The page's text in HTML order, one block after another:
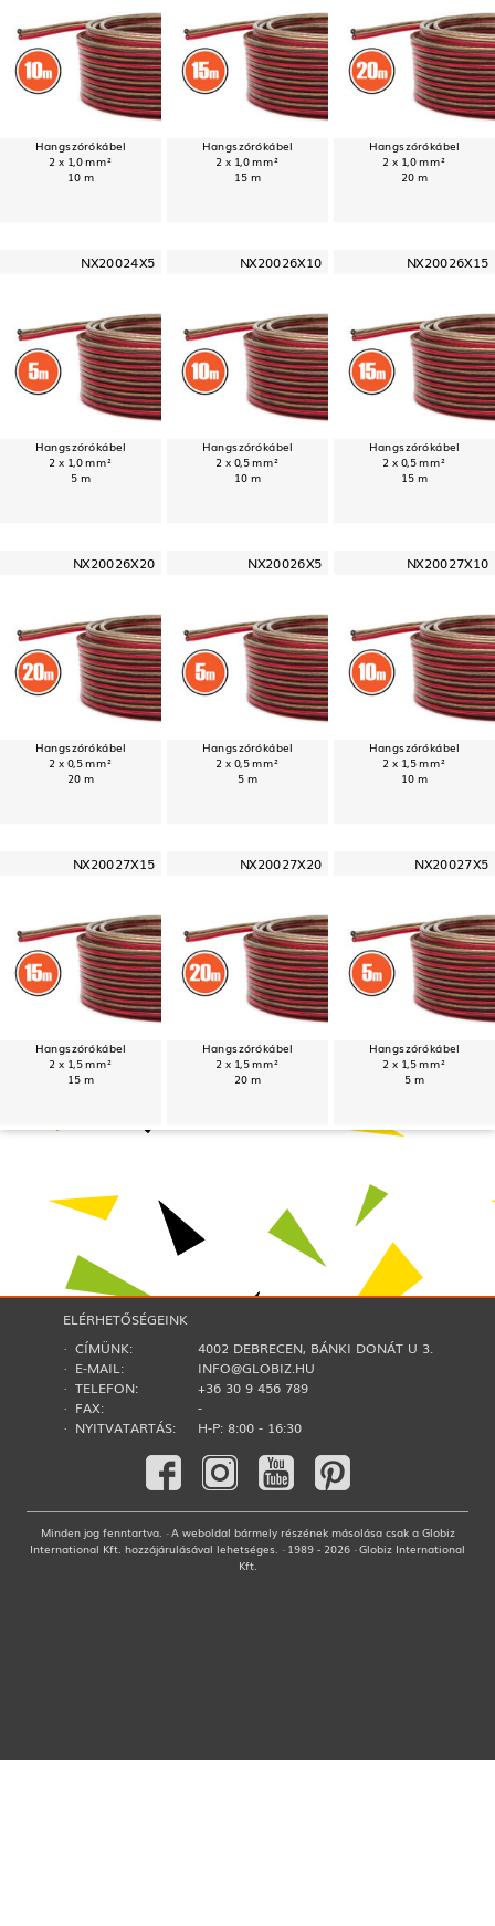
Hangszórókábel
2 x 1,0 mm²
10 m
Hangszórókábel
2 x 1,0 mm²
15 m
Hangszórókábel
2 x 1,0 mm²
20 m
NX20024X5
Hangszórókábel
2 x 1,0 mm²
5 m
NX20026X10
Hangszórókábel
2 x 0,5 mm²
10 m
NX20026X15
Hangszórókábel
2 x 0,5 mm²
15 m
NX20026X20
Hangszórókábel
2 x 0,5 mm²
20 m
NX20026X5
Hangszórókábel
2 x 0,5 mm²
5 m
NX20027X10
Hangszórókábel
2 x 1,5 mm²
10 m
NX20027X15
Hangszórókábel
2 x 1,5 mm²
15 m
NX20027X20
Hangszórókábel
2 x 1,5 mm²
20 m
NX20027X5
Hangszórókábel
2 x 1,5 mm²
5 m
ELÉRHETŐSÉGEINK
· CÍMÜNK:
4002 DEBRECEN, BÁNKI DONÁT U 3.
· E-MAIL:
INFO@GLOBIZ.HU
· TELEFON:
+36 30 9 456 789
· FAX:
-
· NYITVATARTÁS:
H-P: 8:00 - 16:30
Minden jog fenntartva. · A weboldal bármely részének másolása csak a Globiz
International Kft. hozzájárulásával lehetséges. · 1989 - 2026 · Globiz International
Kft.